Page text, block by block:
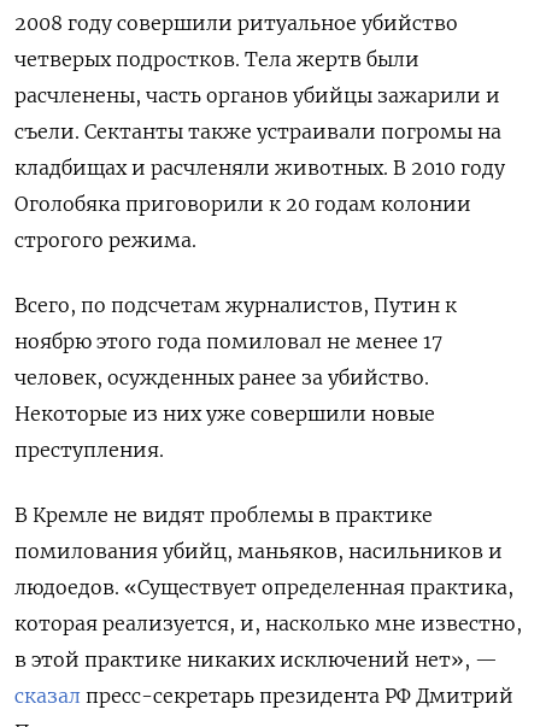
2008 году совершили ритуальное убийство
четверых подростков. Тела жертв были
расчленены, часть органов убийцы зажарили и
съели. Сектанты также устраивали погромы на
кладбищах и расчленяли животных. В 2010 году
Оголобяка приговорили к 20 годам колонии
строгого режима.
Всего, по подсчетам журналистов, Путин к
ноябрю этого года помиловал не менее 17
человек, осужденных ранее за убийство.
Некоторые из них уже совершили новые
преступления.
В Кремле не видят проблемы в практике
помилования убийц, маньяков, насильников и
людоедов. «Существует определенная практика,
которая реализуется, и, насколько мне известно,
в этой практике никаких исключений нет», —
сказал пресс-секретарь президента РФ Дмитрий